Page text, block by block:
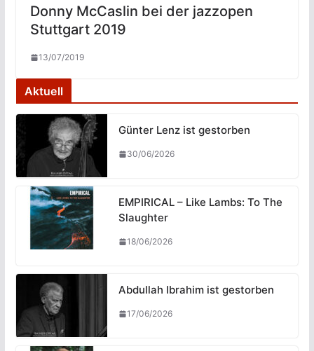
Donny McCaslin bei der jazzopen
Stuttgart 2019
13/07/2019
Aktuell
Günter Lenz ist gestorben
30/06/2026
EMPIRICAL – Like Lambs: To The
Slaughter
18/06/2026
Abdullah Ibrahim ist gestorben
17/06/2026